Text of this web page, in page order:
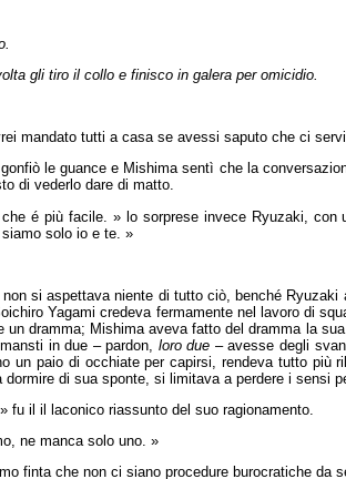
gli tiro il collo e finisco in galera per omicidio.
mandato tutti a casa se avessi saputo che ci
le guance e Mishima sentì che la
di vederlo dare di matto.
é più facile. » lo sorprese invece Ryuzaki, con
solo io e te. »
non si aspettava niente di tutto ciò, benché
Yagami credeva fermamente nel lavoro di
un dramma; Mishima aveva fatto del dramma la
in due – pardon, loro due – avesse degli
un paio di occhiate per capirsi, rendeva tutto più
dormire di sua sponte, si limitava a perdere i sensi
fu il il laconico riassunto del suo ragionamento.
ne manca solo uno. »
finta che non ci siano procedure burocratiche da